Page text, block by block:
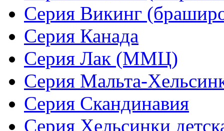
Серия Викинг
Серия Канада
Серия Лак (ММЦ)
Серия Мальта-
Серия Скандинавия
Серия Хельсинки